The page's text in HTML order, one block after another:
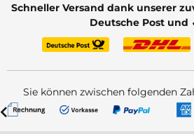
Schneller Versand dank unserer
Deutsche Post und
Sie können zwischen folgenden